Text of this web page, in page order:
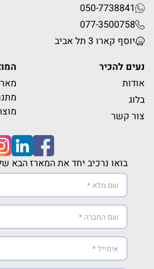
050-7738841
077-3500758
יוסף קארו 3 תל אביב
נעים להכיר
אודות
בלוג
צור קשר
בואו נרכיב יחד את המארז הבא